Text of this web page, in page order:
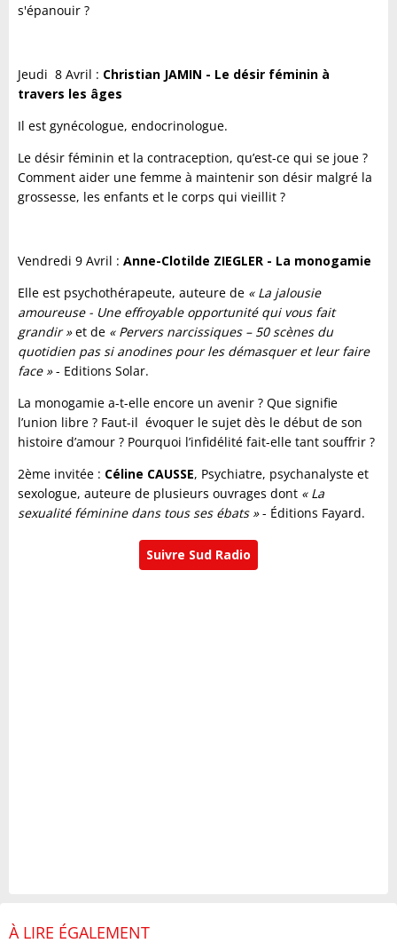
s'épanouir ?
Jeudi 8 Avril : Christian JAMIN - Le désir féminin à
travers les âges
Il est gynécologue, endocrinologue.
Le désir féminin et la contraception, qu’est-ce qui se joue ?
Comment aider une femme à maintenir son désir malgré la
grossesse, les enfants et le corps qui vieillit ?
Vendredi 9 Avril : Anne-Clotilde ZIEGLER - La monogamie
Elle est psychothérapeute, auteure de « La jalousie
amoureuse - Une effroyable opportunité qui vous fait
grandir »et de « Pervers narcissiques – 50 scènes du
quotidien pas si anodines pour les démasquer et leur faire
face »- Editions Solar.
La monogamie a-t-elle encore un avenir ? Que signifie
l’union libre ? Faut-il évoquer le sujet dès le début de son
histoire d’amour ? Pourquoi l’infidélité fait-elle tant souffrir ?
2ème invitée : Céline CAUSSE, Psychiatre, psychanalyste et
sexologue, auteure de plusieurs ouvrages dont « La
sexualité féminine dans tous ses ébats »- Éditions Fayard.
Suivre Sud Radio
À LIRE ÉGALEMENT